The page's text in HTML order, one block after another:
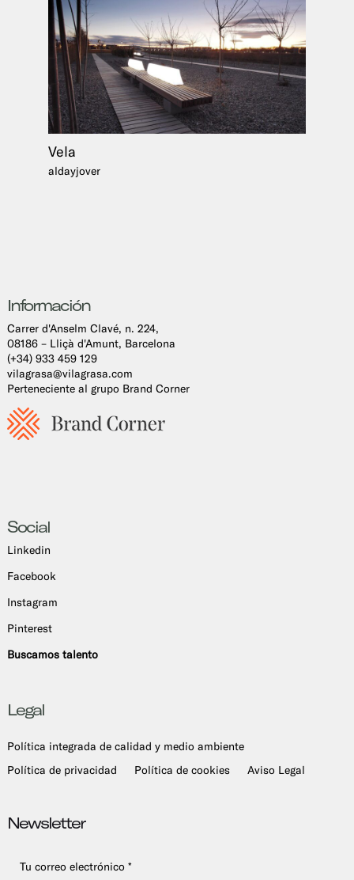
Vela
aldayjover
Información
Carrer d'Anselm Clavé, n. 224,
08186 – Lliçà d'Amunt, Barcelona
(+34) 933 459 129
vilagrasa@vilagrasa.com
Perteneciente al grupo Brand Corner
Social
Linkedin
Facebook
Instagram
Pinterest
Buscamos talento
Legal
Política integrada de calidad y medio ambiente
Política de privacidad
Política de cookies Aviso Legal
Newsletter